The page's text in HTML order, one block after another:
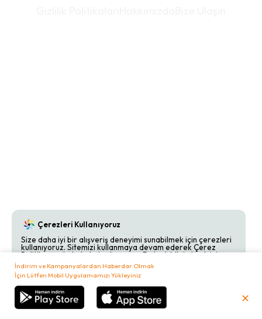
İndirim ve Kampanyalardan Haberdar Olmak
İçin Lütfen Mobil Uygulamamızı Yükleyiniz
✕
Sepetim 0,00
Çerezleri Kullanıyoruz
Size daha iyi bir alışveriş deneyimi sunabilmek için çerezleri
kullanıyoruz. Sitemizi kullanmaya devam ederek Çerez
Politikamızı kabul etmiş olursunuz. Detaylı bilgi almak için
Çerez Politikamızı
inceleyebilirsiniz.
Kabul Et